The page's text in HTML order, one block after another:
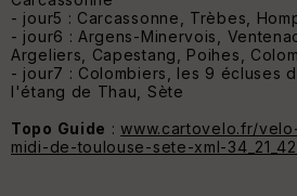
- jour5 : Carcassonne, Trèbes,
- jour6 : Argens-Minervois,
Argeliers, Capestang, Poihes,
- jour7 : Colombiers, les 9 écluses
l'étang de Thau, Sète
Topo Guide :www.cartovelo.fr/
midi-de-toulouse-sete-xml-